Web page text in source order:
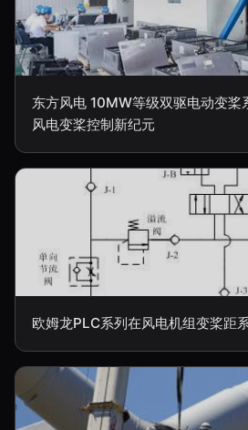
东方风电 10MW等级双驱电动变桨
风电变桨控制新纪元
欧姆龙PLC系列在风电机组变桨距